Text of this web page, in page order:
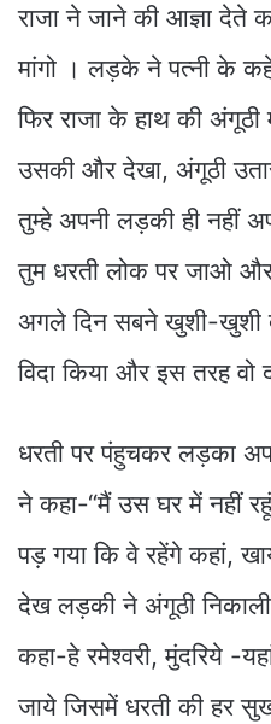
राजा ने जाने की आज्ञा देते
मांगो । लड़के ने पत्नी के
फिर राजा के हाथ की
उसकी और देखा, अंगूठी
तुम्हे अपनी लड़की ही नहीं
तुम धरती लोक पर जाओ और
अगले दिन सबने खुशी-खुशी
विदा किया और इस तरह वो
धरती पर पंहुचकर लड़का
ने कहा-“मैं उस घर में नहीं
पड़ गया कि वे रहेंगे कहां,
देख लड़की ने अंगूठी
कहा-हे रमेश्वरी, मुंदरिये -
जाये जिसमें धरती की हर